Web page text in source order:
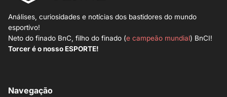
Análises, curiosidades e notícias dos bastidores do mundo
esportivo!
Neto do finado BnC, filho do finado (e campeão mundial) BnCI!
Torcer é o nosso ESPORTE!
Navegação